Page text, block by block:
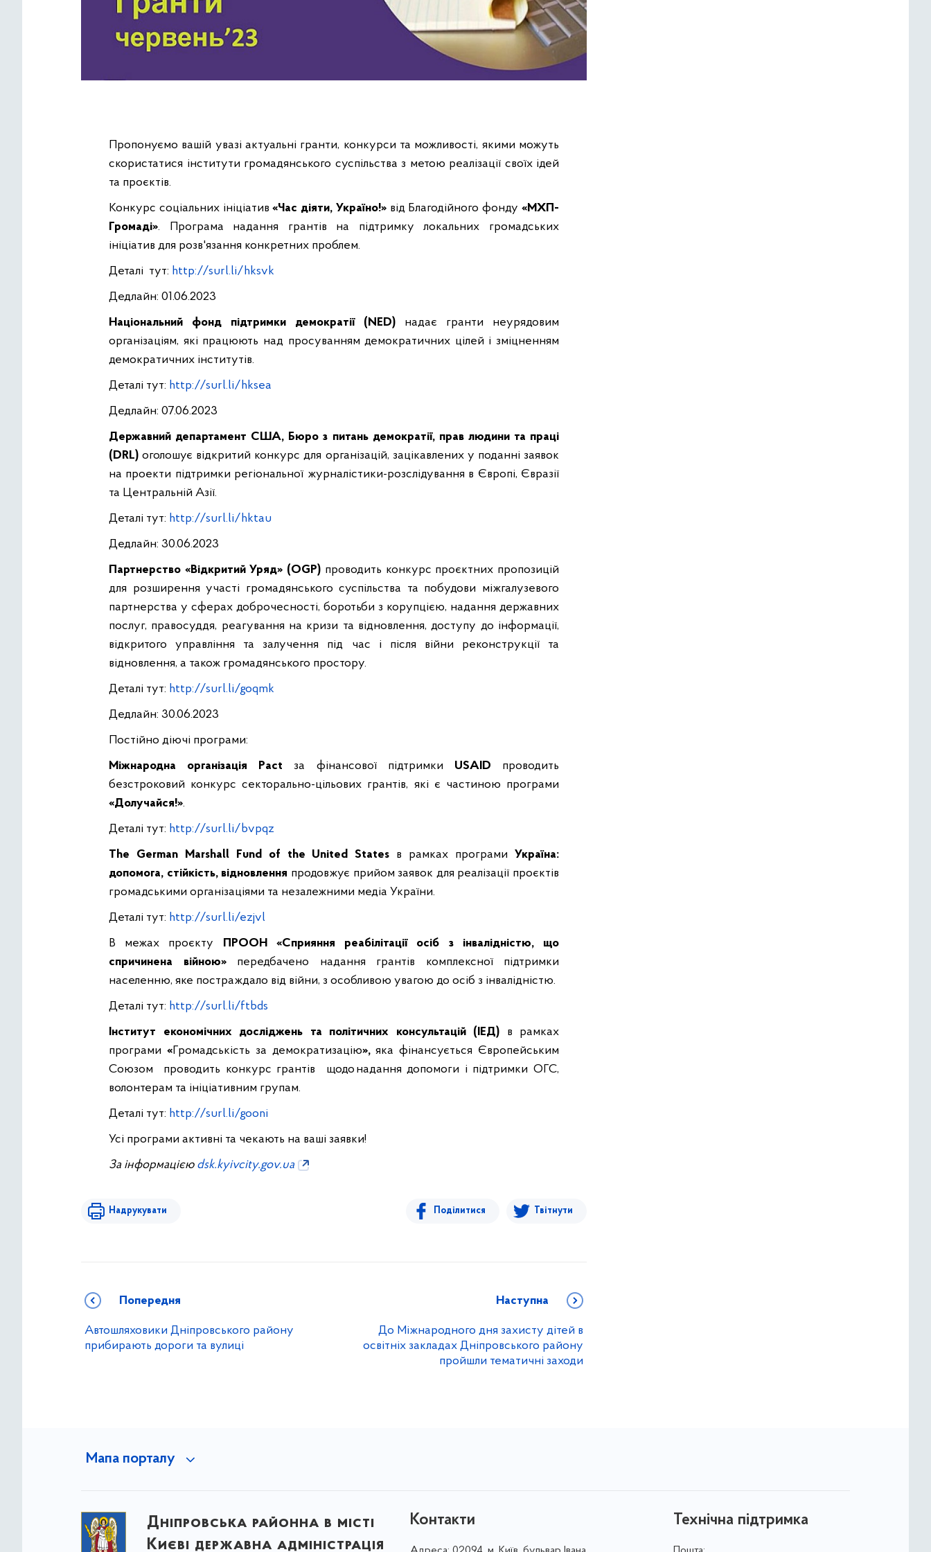
Пропонуємо вашій увазі актуальні гранти, конкурси та можливості, якими можуть
скористатися інститути громадянського суспільства з метою реалізації своїх ідей
та проєктів.
Конкурс соціальних ініціатив«Час діяти, Україно!»від Благодійного фонду«МХП-
Громаді». Програма надання грантів на підтримку локальних громадських
ініціатив для розв'язання конкретних проблем.
Деталі тут: http://surl.li/hksvk
Дедлайн: 01.06.2023
Національний фонд підтримки демократії (NED) надає гранти неурядовим
організаціям, які працюють над просуванням демократичних цілей і зміцненням
демократичних інститутів.
Деталі тут: http://surl.li/hksea
Дедлайн: 07.06.2023
Державний департамент США, Бюро з питань демократії, прав людини та праці
(DRL) оголошує відкритий конкурс для організацій, зацікавлених у поданні заявок
на проекти підтримки регіональної журналістики-розслідування в Європі, Євразії
та Центральній Азії.
Деталі тут: http://surl.li/hktau
Дедлайн: 30.06.2023
Партнерство «Відкритий Уряд» (OGP) проводить конкурс проєктних пропозицій
для розширення участі громадянського суспільства та побудови міжгалузевого
партнерства у сферах доброчесності, боротьби з корупцією, надання державних
послуг, правосуддя, реагування на кризи та відновлення, доступу до інформації,
відкритого управління та залучення під час і після війни реконструкції та
відновлення, а також громадянського простору.
Деталі тут: http://surl.li/goqmk
Дедлайн: 30.06.2023
Постійно діючі програми:
Міжнародна організація Pact за фінансової підтримки USAID проводить
безстроковий конкурс секторально-цільових грантів, які є частиною програми
«Долучайся!».
Деталі тут: http://surl.li/bvpqz
The German Marshall Fund of the United States в рамках програмиУкраїна:
допомога, стійкість, відновлення продовжує прийом заявок для реалізації проєктів
громадськими організаціями та незалежними медіа України.
Деталі тут: http://surl.li/ezjvl
В межах проєкту ПРООН «Сприяння реабілітації осіб з інвалідністю, що
спричинена війною»передбачено надання грантів комплексної підтримки
населенню, яке постраждало від війни, з особливою увагою до осіб з інвалідністю.
Деталі тут: http://surl.li/ftbds
Інститут економічних досліджень та політичних консультацій (ІЕД) в рамках
програми «Громадськість за демократизацію»,яка фінансується Європейським
Союзом проводить конкурс грантів щодо надання допомоги і підтримки ОГС,
волонтерам та ініціативним групам.
Деталі тут: http://surl.li/gooni
Усі програми активні та чекають на ваші заявки!
За інформацією dsk.kyivcity.gov.ua
Надрукувати Поділитися Твітнути
Попередня
Автошляховики Дніпровського району
прибирають дороги та вулиці
Наступна
До Міжнародного дня захисту дітей в
освітніх закладах Дніпровського району
пройшли тематичні заходи
Мапа порталу
Дніпровська районна в місті
Києві державна адміністрація
Контакти Технічна підтримка